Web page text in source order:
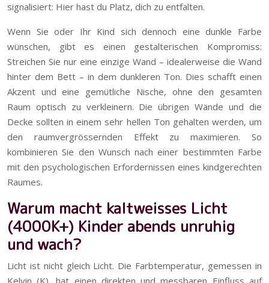
signalisiert: Hier hast du Platz, dich zu entfalten.
Wenn Sie oder Ihr Kind sich dennoch eine dunkle Farbe
wünschen, gibt es einen gestalterischen Kompromiss:
Streichen Sie nur eine einzige Wand – idealerweise die Wand
hinter dem Bett – in dem dunkleren Ton. Dies schafft einen
Akzent und eine gemütliche Nische, ohne den gesamten
Raum optisch zu verkleinern. Die übrigen Wände und die
Decke sollten in einem sehr hellen Ton gehalten werden, um
den raumvergrössernden Effekt zu maximieren. So
kombinieren Sie den Wunsch nach einer bestimmten Farbe
mit den psychologischen Erfordernissen eines kindgerechten
Raumes.
Warum macht kaltweisses Licht
(4000K+) Kinder abends unruhig
und wach?
Licht ist nicht gleich Licht. Die Farbtemperatur, gemessen in